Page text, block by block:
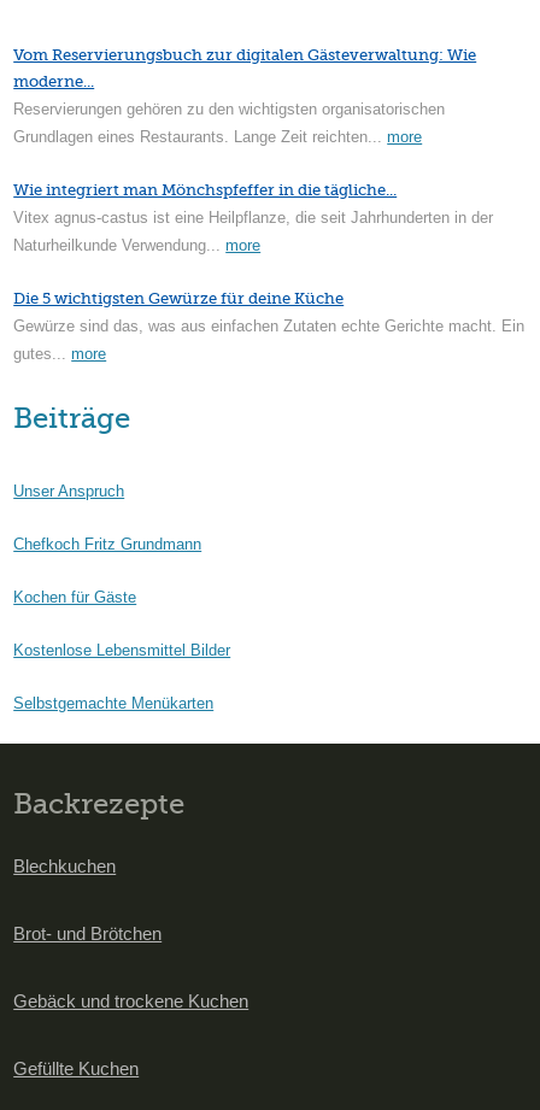
Vom Reservierungsbuch zur digitalen Gästeverwaltung: Wie
moderne...
Reservierungen gehören zu den wichtigsten organisatorischen
Grundlagen eines Restaurants. Lange Zeit reichten...more
Wie integriert man Mönchspfeffer in die tägliche...
Vitex agnus-castus ist eine Heilpflanze, die seit Jahrhunderten in der
Naturheilkunde Verwendung...more
Die 5 wichtigsten Gewürze für deine Küche
Gewürze sind das, was aus einfachen Zutaten echte Gerichte macht. Ein
gutes...more
Beiträge
Unser Anspruch
Chefkoch Fritz Grundmann
Kochen für Gäste
Kostenlose Lebensmittel Bilder
Selbstgemachte Menükarten
Backrezepte
Blechkuchen
Brot- und Brötchen
Gebäck und trockene Kuchen
Gefüllte Kuchen